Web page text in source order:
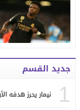
جديد القسم
1 نيمار يحرز هدفه